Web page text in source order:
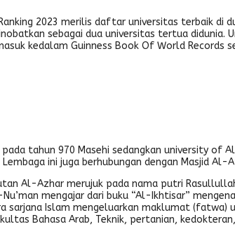
2023 merilis daftar universitas terbaik di
sebagai dua universitas tertua
kedalam Guinness Book Of World Records
tahun 970 Masehi sedangkan university
ini juga berhubungan dengan Masjid Al-
Al-Azhar merujuk pada nama putri
mengajar dari buku “Al-Ikhtisar”
sarjana Islam mengeluarkan maklumat
Bahasa Arab, Teknik, pertanian,